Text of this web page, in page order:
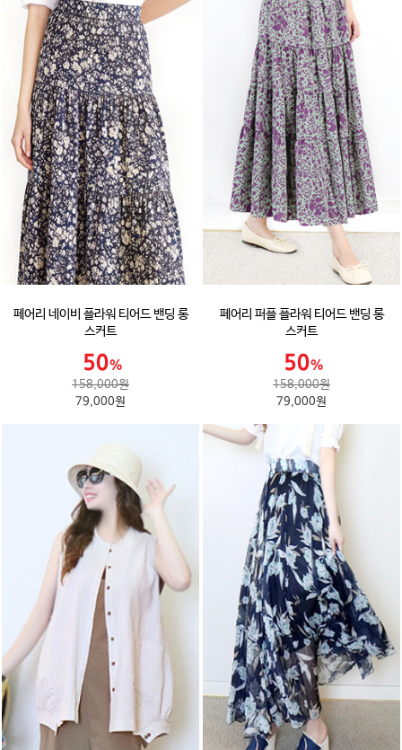
페어리 네이비 플라워 티어드 밴딩 롱
스커트
158,000원
79,000원
페어리 퍼플 플라워 티어드 밴딩 롱
스커트
158,000원
79,000원